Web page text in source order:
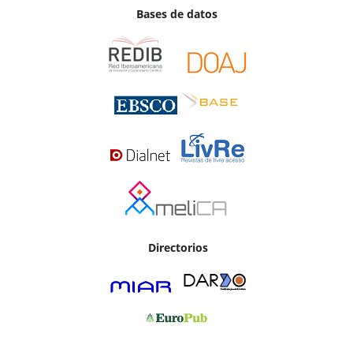
Bases de datos
Directorios